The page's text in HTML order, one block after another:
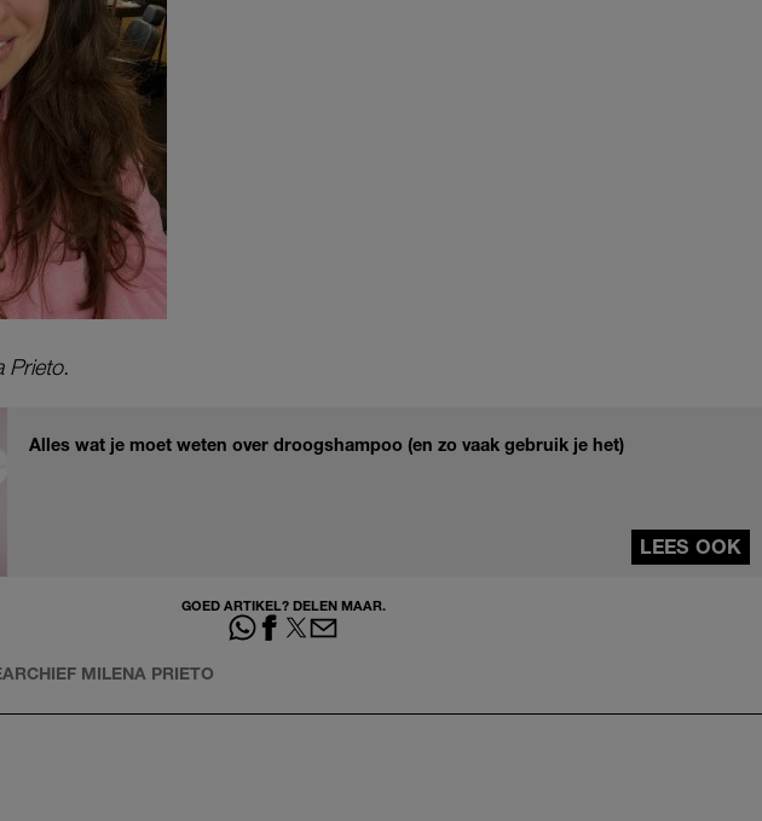
Prieto.
Alles wat je moet weten over droogshampoo (en zo vaak gebruik je het)
LEES OOK
GOED ARTIKEL? DELEN MAAR.
MILENA PRIETO